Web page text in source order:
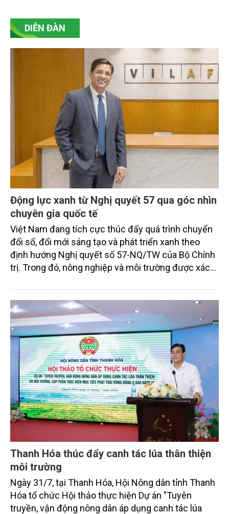
tính nhân văn sâu sắc của chế độ xã hội chủ nghĩa.
DIỄN ĐÀN
Động lực xanh từ Nghị quyết 57 qua góc nhìn
chuyên gia quốc tế
Việt Nam đang tích cực thúc đẩy quá trình chuyển
đổi số, đổi mới sáng tạo và phát triển xanh theo
định hướng Nghị quyết số 57-NQ/TW của Bộ Chính
trị. Trong đó, nông nghiệp và môi trường được xác
sắc bởi các tiến bộ công nghệ và cam kết bền vững
toàn cầu, đặc biệt là mục tiêu đưa phát thải ròng
bằng 0 (Net-Zero) vào năm 2050.
Thanh Hóa thúc đẩy canh tác lúa thân thiện
môi trường
Ngày 31/7, tại Thanh Hóa, Hội Nông dân tỉnh Thanh
Hóa tổ chức Hội thảo thực hiện Dự án "Tuyên
truyền, vận động nông dân áp dụng canh tác lúa